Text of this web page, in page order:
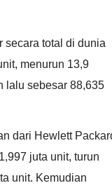
secara total di dunia
menurun 13,9
lalu sebesar 88,635
dari Hewlett
juta unit, turun
unit. Kemudian